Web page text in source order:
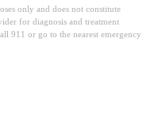
only and does not constitute
for diagnosis and treatment
911 or go to the nearest emergency